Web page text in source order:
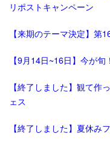
リポストキャンペーン
【来期のテーマ決定】第
【9月14日~16日】今が旬
【終了しました】観て作
ェス
【終了しました】夏休み